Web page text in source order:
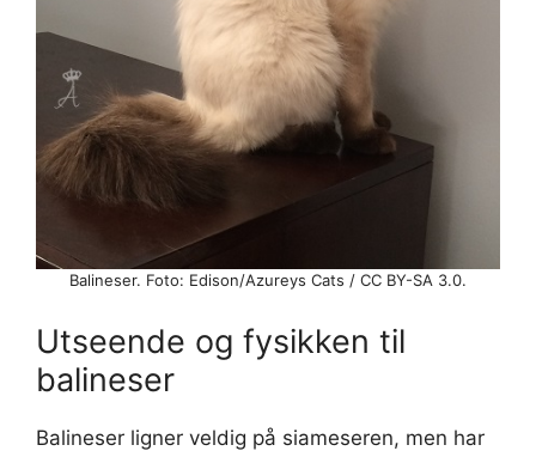
Balineser. Foto: Edison/Azureys Cats / CC BY-SA 3.0.
Utseende og fysikken til
balineser
Balineser ligner veldig på siameseren, men har